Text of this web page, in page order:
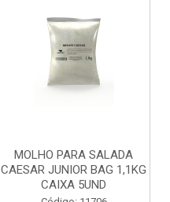
MOLHO PARA SALADA
CAESAR JUNIOR BAG 1,1KG
CAIXA 5UND